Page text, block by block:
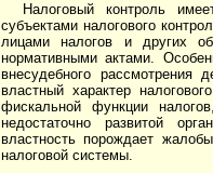
Налоговый контроль
субъектами налогового
лицами налогов и других
нормативными актами.
внесудебного рассмотрения
властный характер
фискальной функции
недостаточно развитой
властность порождает
налоговой системы.